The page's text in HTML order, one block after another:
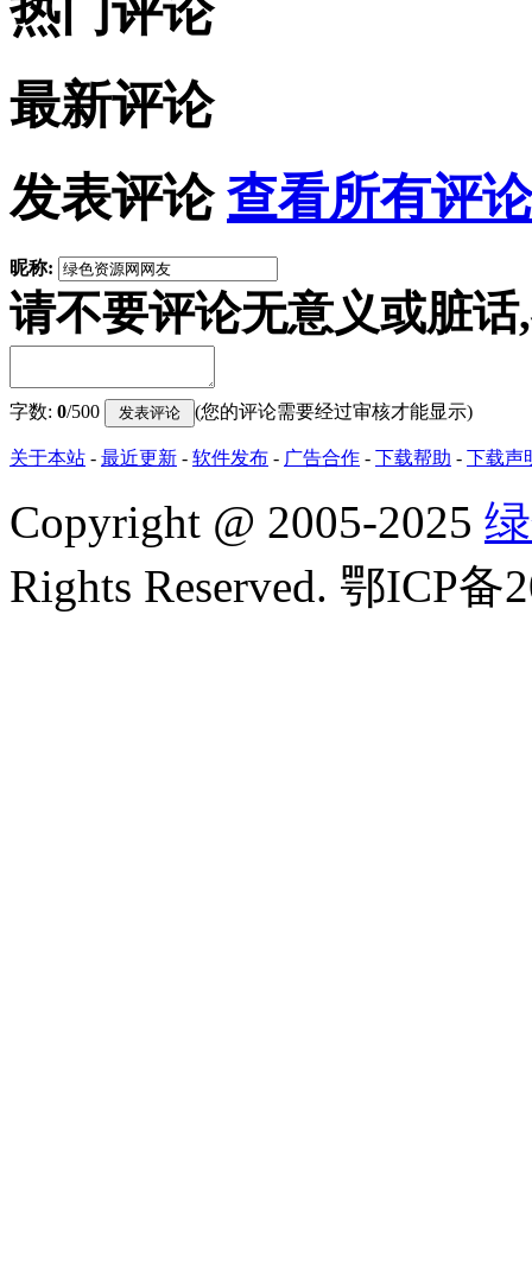
热门评论
最新评论
发表评论 查看所有评
昵称:
请不要评论无意义或脏
字数: 0/500 (您的评论需要经过审核才能显示)
关于本站 - 最近更新 - 软件发布 - 广告合作 - 下载帮助 - 下载声
Copyright @ 2005-2025
Rights Reserved. 鄂ICP备